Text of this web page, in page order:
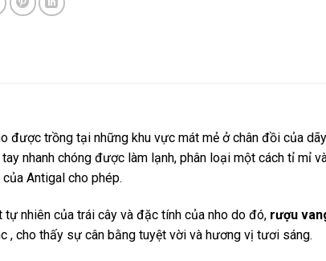
được trồng tại những khu vực mát mẻ ở chân đồi của dãy
nhanh chóng được làm lạnh, phân loại một cách tỉ mỉ
Antigal cho phép.
nhiên của trái cây và đặc tính của nho do đó, rượu
, cho thấy sự cân bằng tuyệt vời và hương vị tươi sáng.